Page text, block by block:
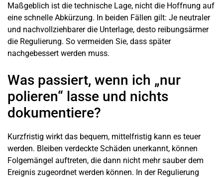
Maßgeblich ist die technische Lage, nicht die Hoffnung auf
eine schnelle Abkürzung. In beiden Fällen gilt: Je neutraler
und nachvollziehbarer die Unterlage, desto reibungsärmer
die Regulierung. So vermeiden Sie, dass später
nachgebessert werden muss.
Was passiert, wenn ich „nur
polieren“ lasse und nichts
dokumentiere?
Kurzfristig wirkt das bequem, mittelfristig kann es teuer
werden. Bleiben verdeckte Schäden unerkannt, können
Folgemängel auftreten, die dann nicht mehr sauber dem
Ereignis zugeordnet werden können. In der Regulierung